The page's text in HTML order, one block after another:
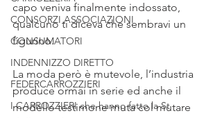
CONSORZI ASSOCIAZIONI
CONSUMATORI
INDENNIZZO DIRETTO
FEDERCARROZZIERI
I CARROZZIERI che hanno fatto la St
capo veniva finalmente indossato,
qualcuno ti diceva che sembravi un
figurino.
La moda però è mutevole, l’industria
produce ormai in serie ed anche il
modello testimone muta col mutare